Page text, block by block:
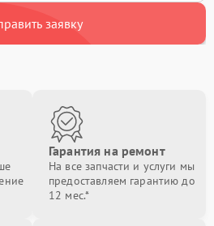
заявку
Гарантия на ремонт
На все запчасти и услуги мы
предоставляем гарантию до
12 мес.*